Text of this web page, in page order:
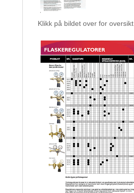
Klikk på bildet over for oversikt